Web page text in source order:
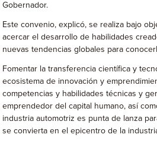
Gobernador.
Este convenio, explicó, se realiza bajo
acercar el desarrollo de habilidades
nuevas tendencias globales para
Fomentar la transferencia científica y
ecosistema de innovación y
competencias y habilidades técnicas y
emprendedor del capital humano, así
industria automotriz es punta de lanza
se convierta en el epicentro de la